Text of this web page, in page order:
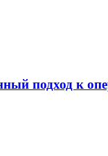
подход к